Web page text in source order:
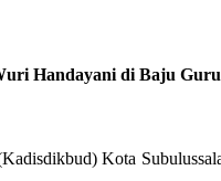
Handayani di Baju Guru
Kota